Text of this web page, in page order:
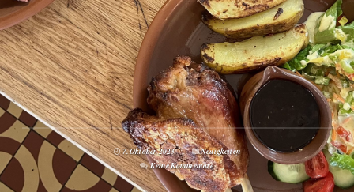
7. Oktober 2023
Neuigkeiten
Keine Kommentare